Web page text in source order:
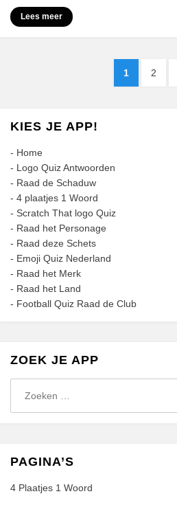
Lees meer
PAGINA
1 2
KIES JE APP!
- Home
- Logo Quiz Antwoorden
- Raad de Schaduw
- 4 plaatjes 1 Woord
- Scratch That logo Quiz
- Raad het Personage
- Raad deze Schets
- Emoji Quiz Nederland
- Raad het Merk
- Raad het Land
- Football Quiz Raad de Club
ZOEK JE APP
naar:
PAGINA’S
4 Plaatjes 1 Woord